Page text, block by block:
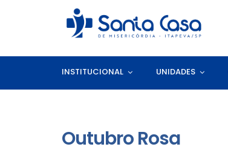
INSTITUCIONAL UNIDADES
Outubro Rosa